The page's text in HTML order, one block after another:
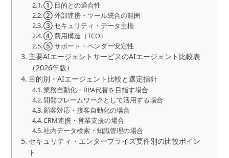
① 目的との適合性
② 外部連携・ツール統合の範囲
③ セキュリティ・データ主権
④ 費用構造（TCO）
⑤ サポート・ベンダー安定性
主要AIエージェントサービスのAIエージェント比較表
（2026年版）
目的別・AIエージェント比較と選定指針
業務自動化・RPA代替を目指す場合
開発フレームワークとして活用する場合
顧客対応・接客自動化の場合
CRM連携・営業支援の場合
社内データ検索・知識管理の場合
セキュリティ・エンタープライズ要件別の比較ポイン
ト